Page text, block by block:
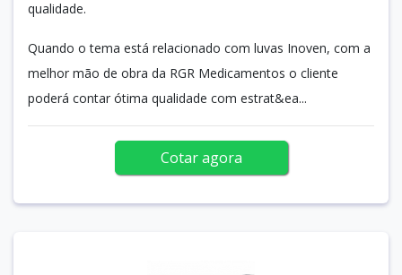
qualidade.
Quando o tema está relacionado com luvas Inoven, com a
melhor mão de obra da RGR Medicamentos o cliente
poderá contar ótima qualidade com estrat&ea...
Cotar agora